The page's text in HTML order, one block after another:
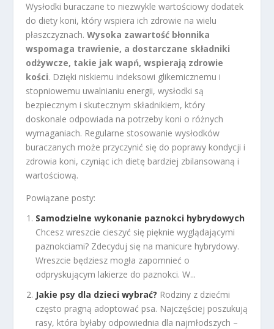
Wysłodki buraczane to niezwykle wartościowy dodatek
do diety koni, który wspiera ich zdrowie na wielu
płaszczyznach.Wysoka zawartość błonnika
wspomaga trawienie, a dostarczane składniki
odżywcze, takie jak wapń, wspierają zdrowie
kości. Dzięki niskiemu indeksowi glikemicznemu i
stopniowemu uwalnianiu energii, wysłodki są
bezpiecznym i skutecznym składnikiem, który
doskonale odpowiada na potrzeby koni o różnych
wymaganiach. Regularne stosowanie wysłodków
buraczanych może przyczynić się do poprawy kondycji i
zdrowia koni, czyniąc ich dietę bardziej zbilansowaną i
wartościową.
Powiązane posty:
Samodzielne wykonanie paznokci hybrydowych
Chcesz wreszcie cieszyć się pięknie wyglądającymi
paznokciami? Zdecyduj się na manicure hybrydowy.
Wreszcie będziesz mogła zapomnieć o
odpryskującym lakierze do paznokci. W...
Jakie psy dla dzieci wybrać? Rodziny z dziećmi
często pragną adoptować psa. Najczęściej poszukują
rasy, która byłaby odpowiednia dla najmłodszych –